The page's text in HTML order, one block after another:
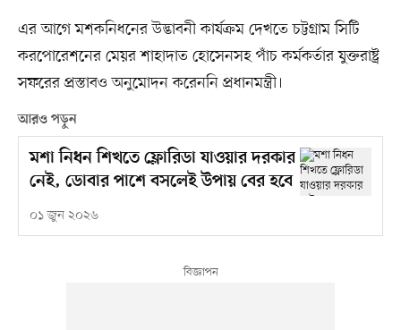
এর আগে মশকনিধনের উদ্ভাবনী কার্যক্রম দেখতে চট্টগ্রাম সিটি
করপোরেশনের মেয়র শাহাদাত হোসেনসহ পাঁচ কর্মকর্তার যুক্তরাষ্ট্র
সফরের প্রস্তাবও অনুমোদন করেননি প্রধানমন্ত্রী।
আরও পড়ুন
মশা নিধন শিখতে ফ্লোরিডা যাওয়ার দরকার
নেই, ডোবার পাশে বসলেই উপায় বের হবে
০১ জুন ২০২৬